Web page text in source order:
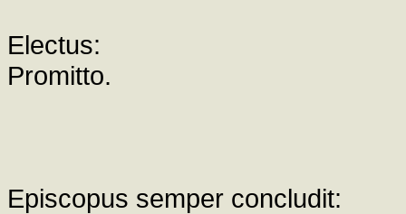
Electus:
Promitto.
Episcopus semper concludit: